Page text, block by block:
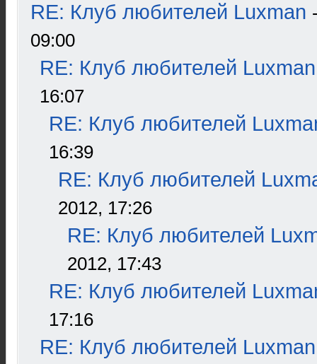
RE: Клуб любителей Luxman
09:00
RE: Клуб любителей Luxman
16:07
RE: Клуб любителей
16:39
RE: Клуб любителей
2012, 17:26
RE: Клуб любителей
2012, 17:43
RE: Клуб любителей
17:16
RE: Клуб любителей Luxman